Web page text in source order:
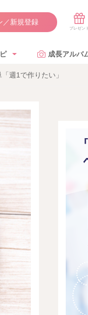
／新規登録
成長アルバ
週1で作りたい」